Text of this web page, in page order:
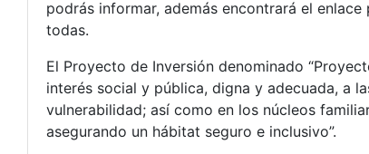
podrás informar, además encontrará el
todas.
El Proyecto de Inversión denominado
interés social y pública, digna y adecuada, a
vulnerabilidad; así como en los núcleos
asegurando un hábitat seguro e inclusivo”.